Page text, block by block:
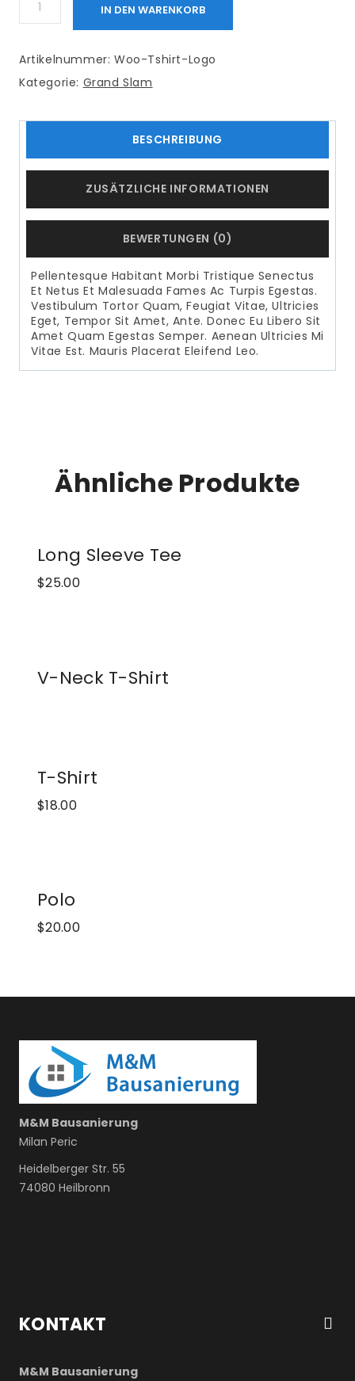
Shirt
With
Menge
IN DEN WARENKORB
Artikelnummer: Woo-Tshirt-Logo
Kategorie: Grand Slam
BESCHREIBUNG
ZUSÄTZLICHE INFORMATIONEN
BEWERTUNGEN (0)
Pellentesque Habitant Morbi Tristique Senectus
Et Netus Et Malesuada Fames Ac Turpis Egestas.
Vestibulum Tortor Quam, Feugiat Vitae, Ultricies
Eget, Tempor Sit Amet, Ante. Donec Eu Libero Sit
Amet Quam Egestas Semper. Aenean Ultricies Mi
Vitae Est. Mauris Placerat Eleifend Leo.
Ähnliche Produkte
Long Sleeve Tee
$25.00
V-Neck T-Shirt
T-Shirt
$18.00
Polo
$20.00
M&M Bausanierung
Milan Peric
Heidelberger Str. 55
74080 Heilbronn
KONTAKT
M&M Bausanierung